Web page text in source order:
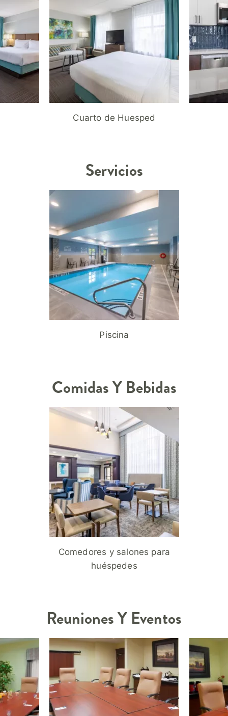
Cuarto de Huesped
Servicios
Piscina
Comidas Y Bebidas
Comedores y salones para
huéspedes
Reuniones Y Eventos